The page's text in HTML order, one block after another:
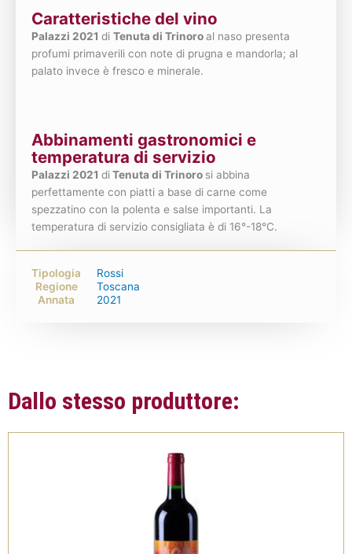
Caratteristiche del vino
Palazzi 2021 di Tenuta di Trinoroal naso presenta
profumi primaverili con note di prugna e mandorla; al
palato invece è fresco e minerale.
Abbinamenti gastronomici e
temperatura di servizio
Palazzi 2021 diTenuta di Trinoro si abbina
perfettamente con piatti a base di carne come
spezzatino con la polenta e salse importanti. La
temperatura di servizio consigliata è di 16°-18°C.
Tipologia
Rossi
Regione
Toscana
Annata
2021
Dallo stesso produttore: